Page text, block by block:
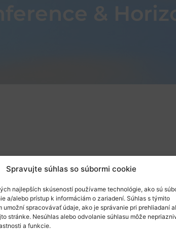
Spravujte súhlas so súbormi cookie
najlepších skúseností používame technológie, ako sú
a/alebo prístup k informáciám o zariadení. Súhlas s týmito
umožní spracovávať údaje, ako je správanie pri prehliadaní
stránke. Nesúhlas alebo odvolanie súhlasu môže
a funkcie.
&